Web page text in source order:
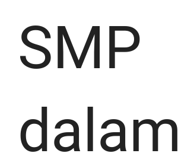
SMP
dalam